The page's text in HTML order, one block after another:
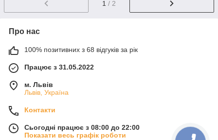
1 / 2
Про нас
100% позитивних з 68 відгуків за рік
Працює з 31.05.2022
м. Львів
Львів, Україна
Контакти
Сьогодні працює з 08:00 до 22:00
Показати весь графік роботи